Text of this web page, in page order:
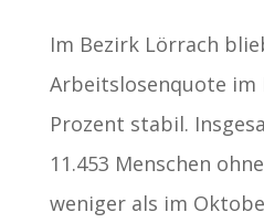
Im Bezirk Lörrach
Arbeitslosenquote im
Prozent stabil.
11.453 Menschen
weniger als im